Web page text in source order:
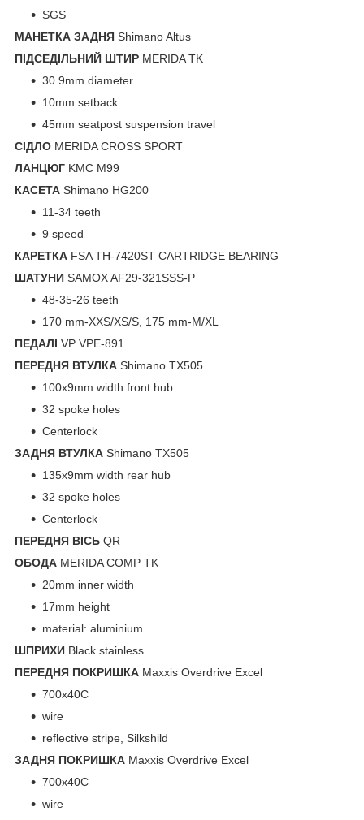
SGS
МАНЕТКА ЗАДНЯ Shimano Altus
ПІДСЕДІЛЬНИЙ ШТИР MERIDA TK
30.9mm diameter
10mm setback
45mm seatpost suspension travel
СІДЛО MERIDA CROSS SPORT
ЛАНЦЮГ KMC M99
КАСЕТА Shimano HG200
11-34 teeth
9 speed
КАРЕТКА FSA TH-7420ST CARTRIDGE BEARING
ШАТУНИ SAMOX AF29-321SSS-P
48-35-26 teeth
170 mm-XXS/XS/S, 175 mm-M/XL
ПЕДАЛІ VP VPE-891
ПЕРЕДНЯ ВТУЛКА Shimano TX505
100x9mm width front hub
32 spoke holes
Centerlock
ЗАДНЯ ВТУЛКА Shimano TX505
135x9mm width rear hub
32 spoke holes
Centerlock
ПЕРЕДНЯ ВІСЬ QR
ОБОДА MERIDA COMP TK
20mm inner width
17mm height
material: aluminium
ШПРИХИ Black stainless
ПЕРЕДНЯ ПОКРИШКА Maxxis Overdrive Excel
700x40C
wire
reflective stripe, Silkshild
ЗАДНЯ ПОКРИШКА Maxxis Overdrive Excel
700x40C
wire